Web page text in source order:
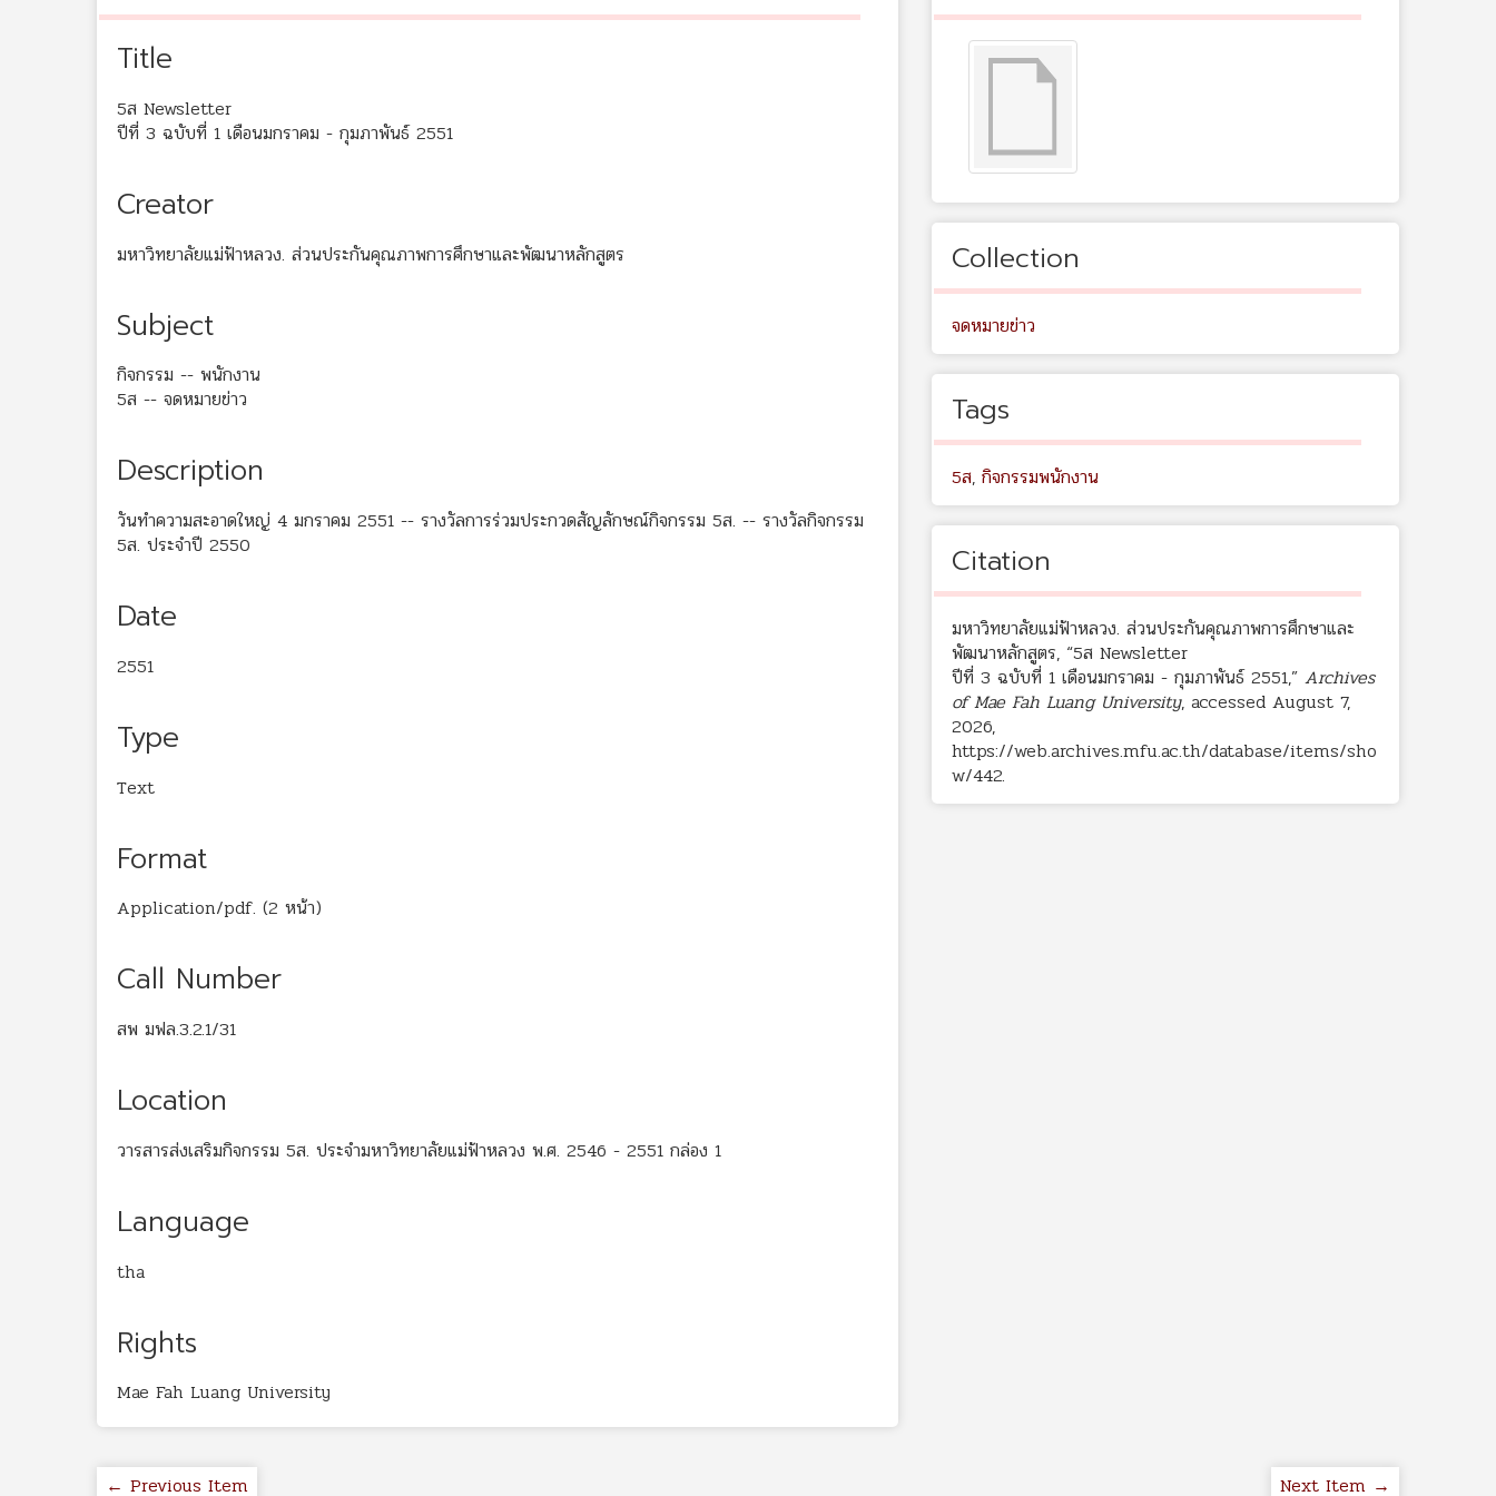
Title
5ส Newsletter
ปีที่ 3 ฉบับที่ 1 เดือนมกราคม - กุมภาพันธ์ 2551
Creator
มหาวิทยาลัยแม่ฟ้าหลวง. ส่วนประกันคุณภาพการศึกษาและพัฒนาหลักสูตร
Subject
กิจกรรม -- พนักงาน
5ส -- จดหมายข่าว
Description
วันทำความสะอาดใหญ่ 4 มกราคม 2551 -- รางวัลการร่วมประกวดสัญลักษณ์กิจกรรม 5ส. -- รางวัลกิจกรรม
5ส. ประจำปี 2550
Date
2551
Type
Text
Format
Application/pdf. (2 หน้า)
Call Number
สพ มฟล.3.2.1/31
Location
วารสารส่งเสริมกิจกรรม 5ส. ประจำมหาวิทยาลัยแม่ฟ้าหลวง พ.ศ. 2546 - 2551 กล่อง 1
Language
tha
Rights
Mae Fah Luang University
Collection
จดหมายข่าว
Tags
5ส, กิจกรรมพนักงาน
Citation
มหาวิทยาลัยแม่ฟ้าหลวง. ส่วนประกันคุณภาพการศึกษาและ
พัฒนาหลักสูตร, “5ส Newsletter
ปีที่ 3 ฉบับที่ 1 เดือนมกราคม - กุมภาพันธ์ 2551,” Archives
of Mae Fah Luang University, accessed August 7,
2026,
https://web.archives.mfu.ac.th/database/items/sho
w/442.
← Previous Item Next Item →